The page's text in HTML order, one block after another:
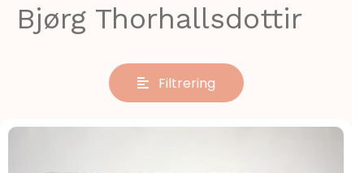
Bjørg Thorhallsdottir
Filtrering